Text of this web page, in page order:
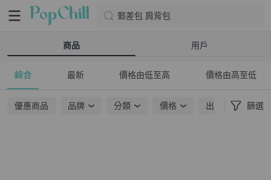
郵差包 肩背包
商品 用戶
綜合 最新 價格由低至高 價格由高至低
優惠商品 品牌 分類 價格 出貨地點 篩選